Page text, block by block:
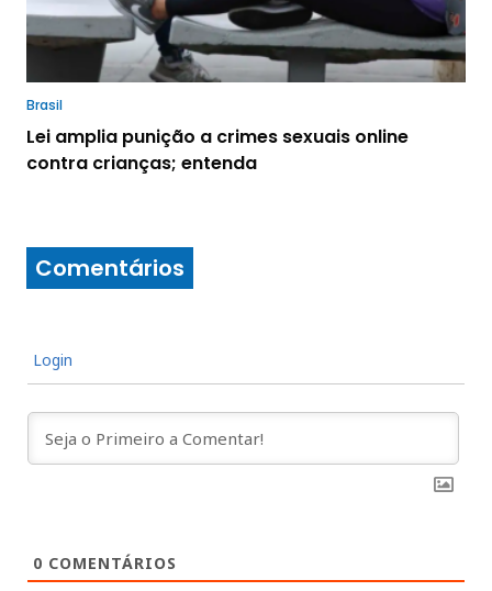
Brasil
Lei amplia punição a crimes sexuais online
contra crianças; entenda
Comentários
Login
0 COMENTÁRIOS